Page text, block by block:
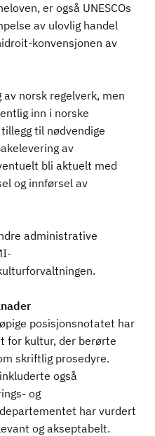
er også UNESCOs
av ulovlig handel
konvensjonen av
norsk regelverk, men
inn i norske
til nødvendige
av
bli aktuelt med
og innførsel av
administrative
posisjonsnotatet har
for kultur, der berørte
skriftlig prosedyre.
også
og
har vurdert
og akseptabelt.